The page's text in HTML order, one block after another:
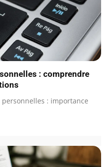
: comprendre
personnelles : importance